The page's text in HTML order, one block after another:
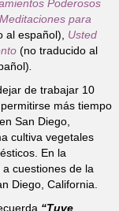
Poderosos
Meditaciones para
al español),
Usted
(no traducido al
de trabajar 10
más tiempo
San Diego,
cultiva vegetales
En la
cuestiones de la
Diego, California.
“Tuve